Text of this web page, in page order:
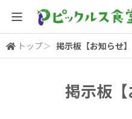
全体検索
トップ＞ 掲示板【お知らせ】
掲示板【